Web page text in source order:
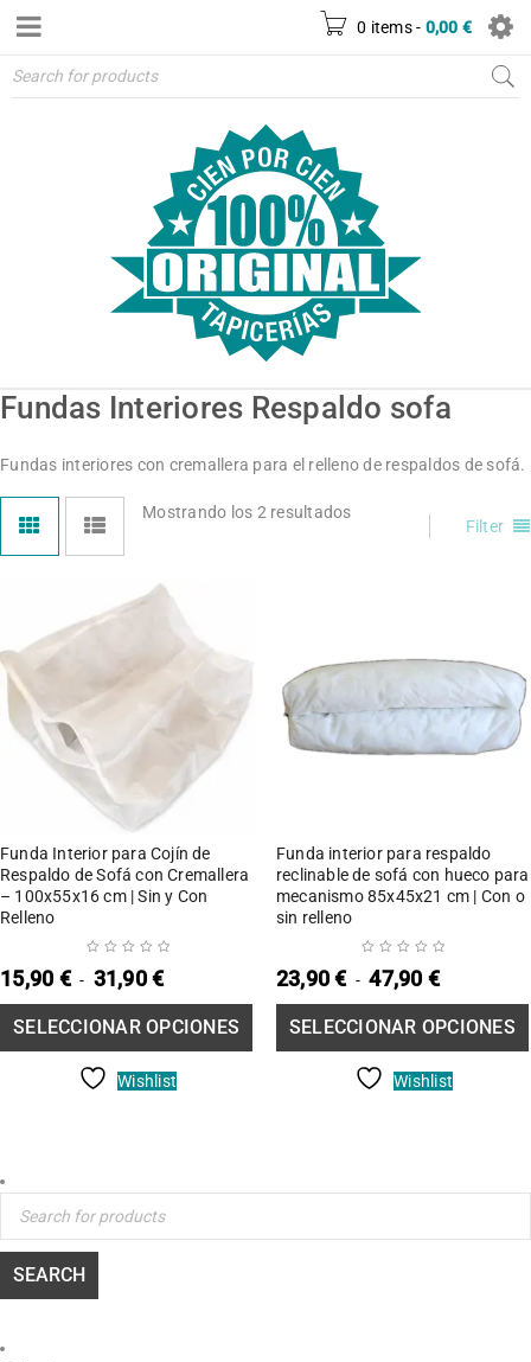
0 items - 0,00 €
Fundas Interiores Respaldo sofa
Fundas interiores con cremallera para el relleno de respaldos de sofá.
Filter
Mostrando los 2 resultados
Funda Interior para Cojín de
Respaldo de Sofá con Cremallera
– 100x55x16 cm | Sin y Con
Relleno
15,90 € - 31,90€
SELECCIONAR OPCIONES
Wishlist
Funda interior para respaldo
reclinable de sofá con hueco para
mecanismo 85x45x21 cm | Con o
sin relleno
23,90€ - 47,90 €
SELECCIONAR OPCIONES
Wishlist